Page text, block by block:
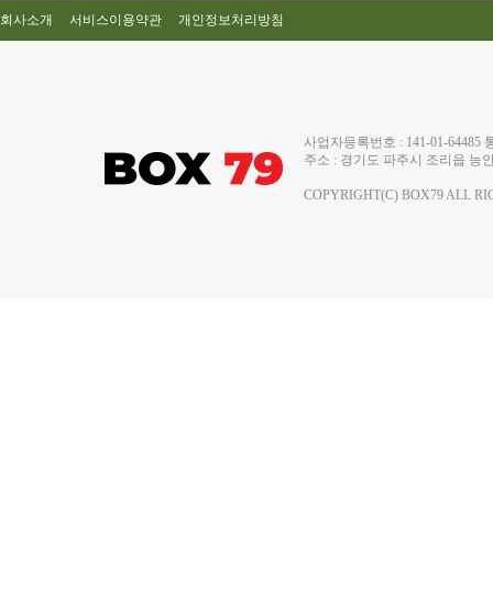
회사소개 서비스이용약관 개인정보처리방침
사업자등록번호 : 141-01-
주소 : 경기도 파주시 조리읍 능
COPYRIGHT(C) BOX79 ALL